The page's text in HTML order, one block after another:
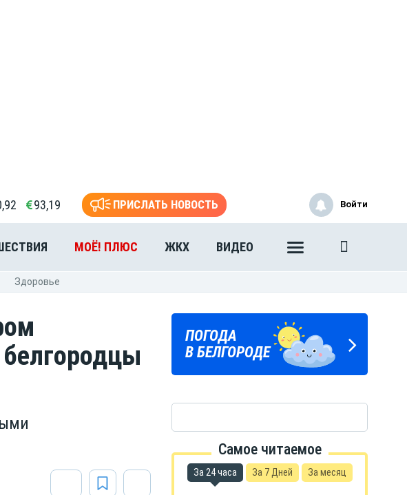
93,19 ПРИСЛАТЬ НОВОСТЬ
МОЁ! ПЛЮС ЖКХ ВИДЕО
Войти
Здоровье
Подпишись
на тг-канал
«МОЁ! Белгород»
ПОГОДА
В БЕЛГОРОДЕ
ГОРОСКОП
НА КАЖДЫЙ ДЕНЬ
Самое читаемое
За 24 часа За 7 Дней За месяц